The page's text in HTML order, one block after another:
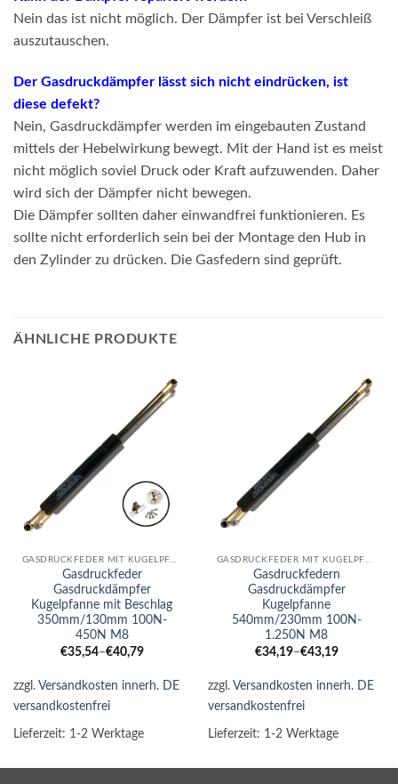
Nein das ist nicht möglich. Der Dämpfer ist bei Verschleiß
auszutauschen.
Der Gasdruckdämpfer lässt sich nicht eindrücken, ist
diese defekt?
Nein, Gasdruckdämpfer werden im eingebauten Zustand
mittels der Hebelwirkung bewegt. Mit der Hand ist es meist
nicht möglich soviel Druck oder Kraft aufzuwenden. Daher
wird sich der Dämpfer nicht bewegen.
Die Dämpfer sollten daher einwandfrei funktionieren. Es
sollte nicht erforderlich sein bei der Montage den Hub in
den Zylinder zu drücken. Die Gasfedern sind geprüft.
ÄHNLICHE PRODUKTE
GASDRUCKFEDER MIT KUGELPFANNE
Gasdruckfeder
Gasdruckdämpfer
Kugelpfanne mit Beschlag
350mm/130mm 100N-
450N M8
€35,54–€40,79
zzgl. Versandkosten innerh. DE
versandkostenfrei
Lieferzeit: 1-2 Werktage
GASDRUCKFEDER MIT KUGELPFANNE
Gasdruckfedern
Gasdruckdämpfer
Kugelpfanne
540mm/230mm 100N-
1.250N M8
€34,19–€43,19
zzgl. Versandkosten innerh. DE
versandkostenfrei
Lieferzeit: 1-2 Werktage